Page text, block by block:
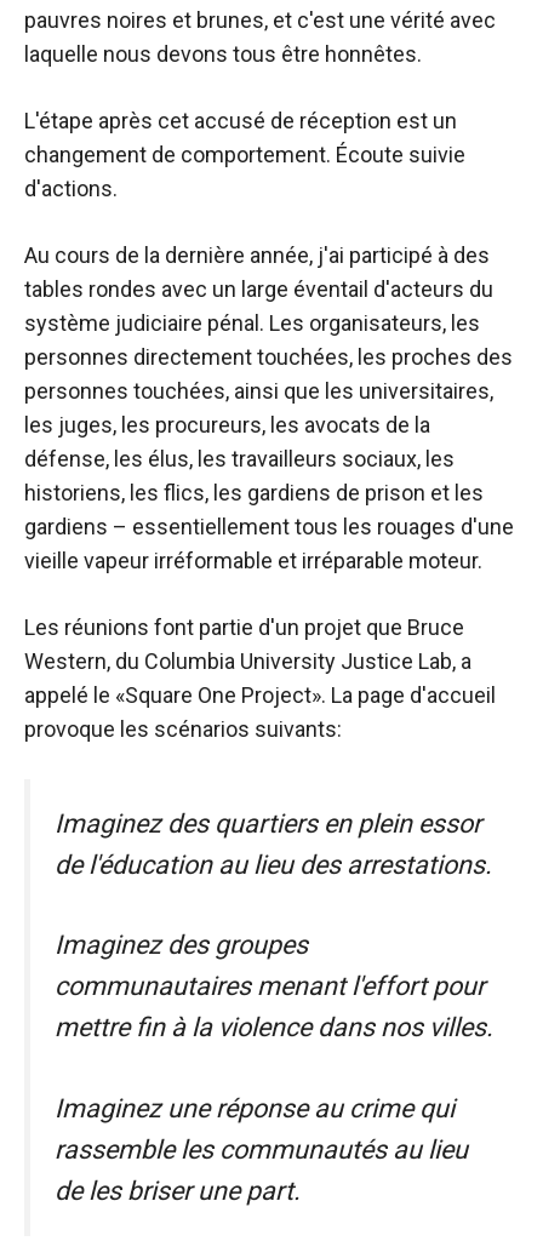
pauvres noires et brunes, et c'est une vérité avec
laquelle nous devons tous être honnêtes.
L'étape après cet accusé de réception est un
changement de comportement. Écoute suivie
d'actions.
Au cours de la dernière année, j'ai participé à des
tables rondes avec un large éventail d'acteurs du
système judiciaire pénal. Les organisateurs, les
personnes directement touchées, les proches des
personnes touchées, ainsi que les universitaires,
les juges, les procureurs, les avocats de la
défense, les élus, les travailleurs sociaux, les
historiens, les flics, les gardiens de prison et les
gardiens – essentiellement tous les rouages ​​d'une
vieille vapeur irréformable et irréparable moteur.
Les réunions font partie d'un projet que Bruce
Western, du Columbia University Justice Lab, a
appelé le «Square One Project». La page d'accueil
provoque les scénarios suivants:
Imaginez des quartiers en plein essor
de l'éducation au lieu des arrestations.
Imaginez des groupes
communautaires menant l'effort pour
mettre fin à la violence dans nos villes.
Imaginez une réponse au crime qui
rassemble les communautés au lieu
de les briserune part.